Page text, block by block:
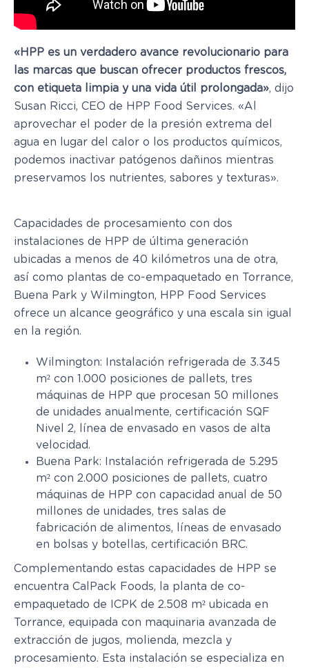
«HPP es un verdadero avance revolucionario para
las marcas que buscan ofrecer productos frescos,
con etiqueta limpia y una vida útil prolongada», dijo
Susan Ricci, CEO de HPP Food Services. «Al
aprovechar el poder de la presión extrema del
agua en lugar del calor o los productos químicos,
podemos inactivar patógenos dañinos mientras
preservamos los nutrientes, sabores y texturas».
Capacidades de procesamiento con dos
instalaciones de HPP de última generación
ubicadas a menos de 40 kilómetros una de otra,
así como plantas de co-empaquetado en Torrance,
Buena Park y Wilmington, HPP Food Services
ofrece un alcance geográfico y una escala sin igual
en la región.
Wilmington: Instalación refrigerada de 3.345
m² con 1.000 posiciones de pallets, tres
máquinas de HPP que procesan 50 millones
de unidades anualmente, certificación SQF
Nivel 2, línea de envasado en vasos de alta
velocidad.
Buena Park: Instalación refrigerada de 5.295
m² con 2.000 posiciones de pallets, cuatro
máquinas de HPP con capacidad anual de 50
millones de unidades, tres salas de
fabricación de alimentos, líneas de envasado
en bolsas y botellas, certificación BRC.
Complementando estas capacidades de HPP se
encuentra CalPack Foods, la planta de co-
empaquetado de ICPK de 2.508 m² ubicada en
Torrance, equipada con maquinaria avanzada de
extracción de jugos, molienda, mezcla y
procesamiento. Esta instalación se especializa en